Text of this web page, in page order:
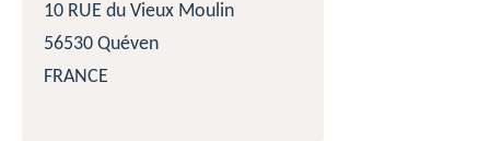
10 RUE du Vieux Moulin
56530 Quéven
FRANCE